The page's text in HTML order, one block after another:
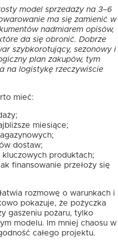
model sprzedaży na 3–6
ma się zamienić w
nadmiarem opisów,
da się obronić. Dobrze
szybkorotujący, sezonowy i
plan zakupów, tym
na logistykę rzeczywiście
mieć:
miesiące;
dostaw;
produktach;
finansowanie przełoży się
rozmowę o warunkach i
pokazuje, że pożyczka
gaszeniu pożaru, tylko
modelu. Im mniej chaosu w
całego projektu.